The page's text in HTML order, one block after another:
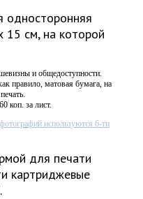
односторонняя
15 см, на которой
и общедоступности.
правило, матовая бумага, на
коп. за лист.
используются 6-ти
для печати
картриджевые